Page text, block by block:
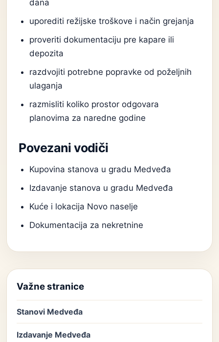
dana
uporediti režijske troškove i način grejanja
proveriti dokumentaciju pre kapare ili
depozita
razdvojiti potrebne popravke od poželjnih
ulaganja
razmisliti koliko prostor odgovara
planovima za naredne godine
Povezani vodiči
Kupovina stanova u gradu Medveđa
Izdavanje stanova u gradu Medveđa
Kuće i lokacija Novo naselje
Dokumentacija za nekretnine
Važne stranice
Stanovi Medveđa
Izdavanje Medveđa